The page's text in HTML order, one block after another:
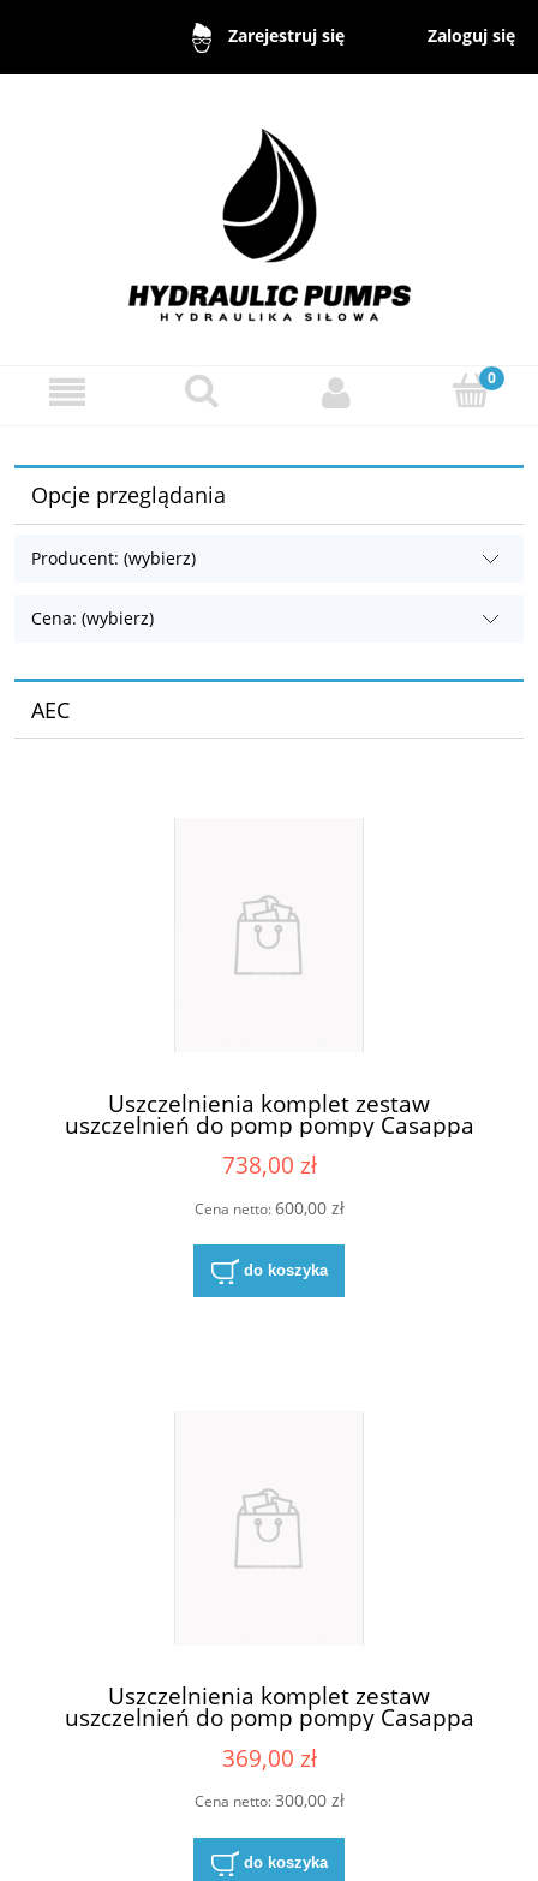
Zarejestruj się Zaloguj się
Opcje przeglądania
Producent: (wybierz)
Cena: (wybierz)
AEC
Uszczelnienia komplet zestaw
uszczelnień do pomp pompy Casappa
03580500
738,00 zł
Cena netto:600,00 zł
do koszyka
Uszczelnienia komplet zestaw
uszczelnień do pomp pompy Casappa
KP20 S/D
369,00 zł
Cena netto:300,00 zł
do koszyka